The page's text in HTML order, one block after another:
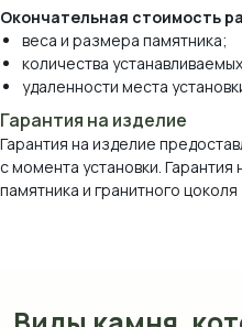
Окончательная стоимость
веса и размера памятника;
количества
удаленности места
Гарантия на изделие
Гарантия на изделие
с момента установки.
памятника и гранитного
Мрамор Коелга